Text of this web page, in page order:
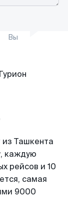
Вы
из Ташкента
каждую
рейсов и 10
самая
9000